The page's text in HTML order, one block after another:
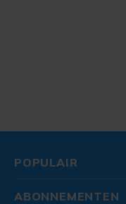
POPULAIR
ABONNEMENTEN